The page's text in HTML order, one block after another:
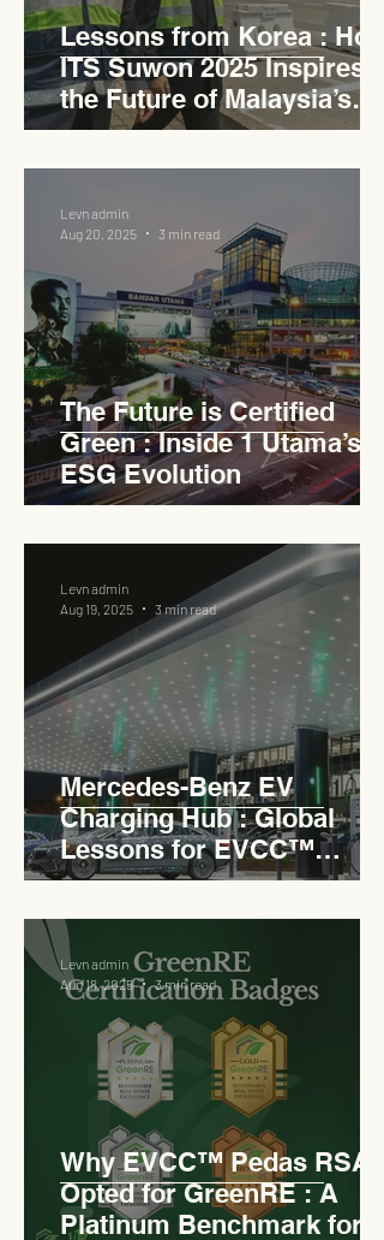
Lessons from Korea : How
ITS Suwon 2025 Inspires
the Future of Malaysia’s
Expressways
The Future is Certified
Green : Inside 1 Utama’s
ESG Evolution
Levn admin
Aug 20, 2025
3 min read
Mercedes-Benz EV
Charging Hub : Global
Lessons for EVCC™
Pedas RSA
Levn admin
Aug 19, 2025
3 min read
Why EVCC™ Pedas RSA
Opted for GreenRE : A
Platinum Benchmark for
Levn admin
Aug 18, 2025
3 min read